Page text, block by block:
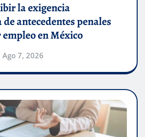
la exigencia
antecedentes penales
en México
Ago 7, 2026